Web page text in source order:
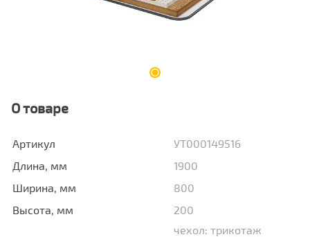
О товаре
Артикул
УТ000149516
Длина, мм
1900
Ширина, мм
800
Высота, мм
200
чехол: трикотаж